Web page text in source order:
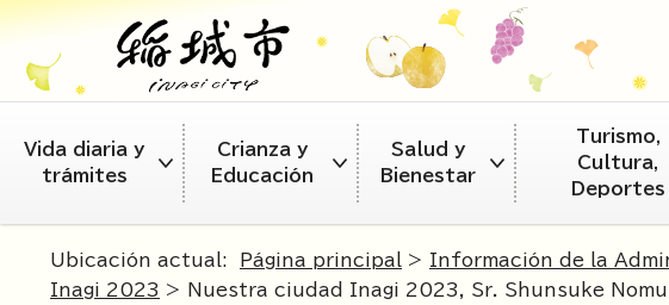
Vida diaria y
trámites
Crianza y
Educación
Salud y
Bienestar
Turismo,
Cultura,
Deportes
Ubicación actual: Página principal > Información de la
Inagi 2023 > Nuestra ciudad Inagi 2023, Sr. Shunsuke